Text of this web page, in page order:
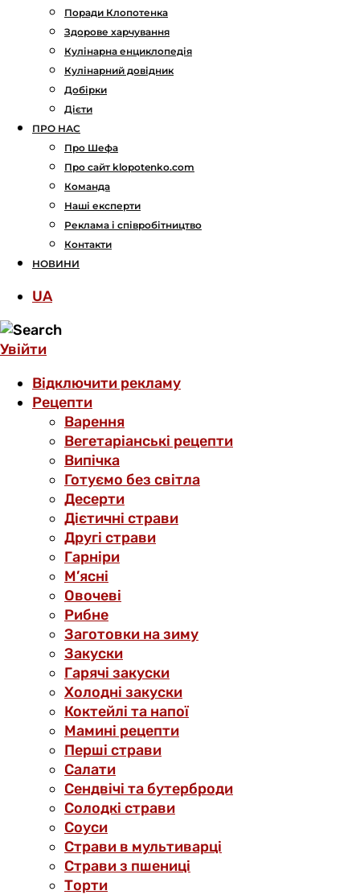
Поради Клопотенка
Здорове харчування
Кулінарна енциклопедія
Кулінарний довідник
Добірки
Дієти
ПРО НАС
Про Шефа
Про сайт klopotenko.com
Команда
Наші експерти
Реклама і співробітництво
Контакти
НОВИНИ
UA
Увійти
Відключити рекламу
Рецепти
Варення
Вегетаріанські рецепти
Випічка
Готуємо без світла
Десерти
Дієтичні страви
Другі страви
Гарніри
М’ясні
Овочеві
Рибне
Заготовки на зиму
Закуски
Гарячі закуски
Холодні закуски
Коктейлі та напої
Мамині рецепти
Перші страви
Салати
Сендвічі та бутерброди
Солодкі страви
Соуси
Страви в мультиварці
Страви з пшениці
Торти